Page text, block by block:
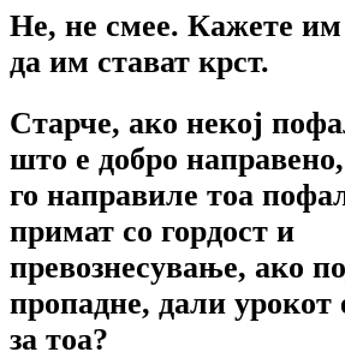
He, не смее. Кажете
да им стават крст.
Старче, ако некој
што е добро
го направиле тоа
примат co гордост и
превознесување, ако
пропадне, дали урокот
за тоа?